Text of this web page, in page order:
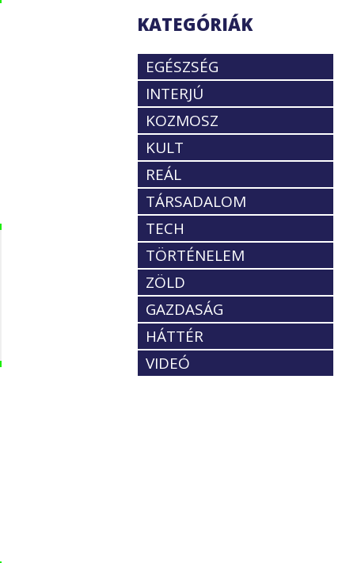
KATEGÓRIÁK
EGÉSZSÉG
INTERJÚ
KOZMOSZ
KULT
REÁL
TÁRSADALOM
TECH
TÖRTÉNELEM
ZÖLD
GAZDASÁG
HÁTTÉR
VIDEÓ